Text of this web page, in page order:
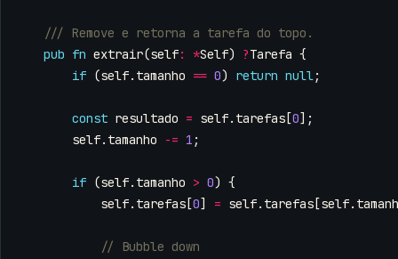
pub fn extrair(self: *Self) ?Tarefa {
if (self. tamanho == 0) return null;
const resultado = self. tarefas [0];
self. tamanho -= 1 ;
if (self. tamanho > 0) {
self. tarefas [0] = self. tarefas [self.